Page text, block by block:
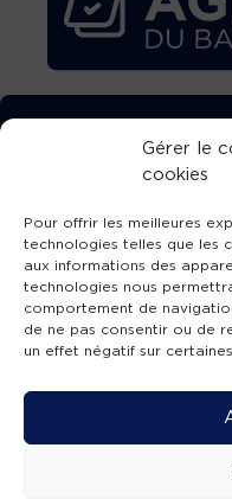
Gérer le
cookies
Pour offrir les meilleures
technologies telles que les
aux informations des
technologies nous
comportement de
de ne pas consentir ou de
un effet négatif sur
Mentions